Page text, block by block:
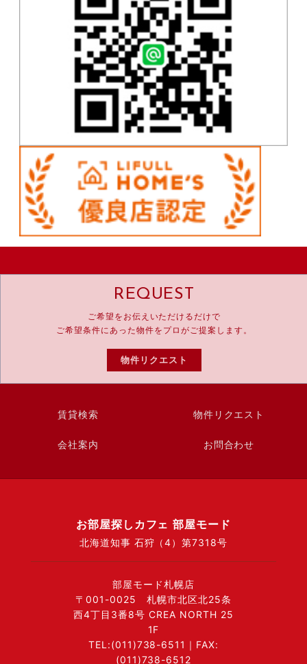
REQUEST
ご希望をお伝えいただけるだけで
ご希望条件にあった物件をプロがご提案します。
物件リクエスト
賃貸検索 物件リクエスト
会社案内 お問合わせ
お部屋探しカフェ 部屋モード
北海道知事 石狩（4）第7318号
部屋モード札幌店
〒001-0025 札幌市北区北25条
西4丁目3番8号 CREA NORTH 25
1F
TEL:(011)738-6511｜FAX:
(011)738-6512